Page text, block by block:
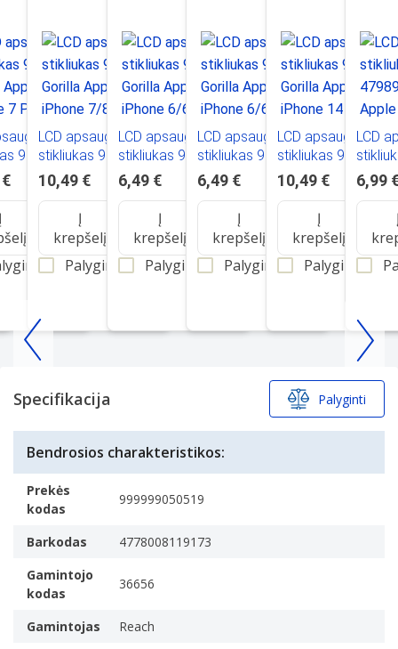
9D Gorilla
7
juodas
LCD apsauginis
stikliukas 9D Gorilla
Apple iPhone
7/8/SE 2020/SE
2022 baltas
10,49 €
Į
krepšelį
Palyginti
LCD apsauginis
stikliukas 9D Gorilla
Apple iPhone 6/6S
juodas
6,49 €
Į
krepšelį
Palyginti
LCD apsauginis
stikliukas 9D Gorilla
Apple iPhone 6/6S
baltas
6,49 €
Į
krepšelį
Palyginti
LCD apsauginis
stikliukas 9D Gorilla
Apple iPhone 14
Pro juodas
10,49 €
Į
krepšelį
Palyginti
LCD
Plus
6,99
Item
Specifikacija Palyginti
Bendrosios charakteristikos:
Prekės
kodas
999999050519
Barkodas
4778008119173
Gamintojo
kodas
36656
Gamintojas
Reach